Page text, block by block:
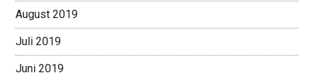
August 2019
Juli 2019
Juni 2019